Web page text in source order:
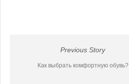
Previous Story
Как выбрать комфортную обувь?